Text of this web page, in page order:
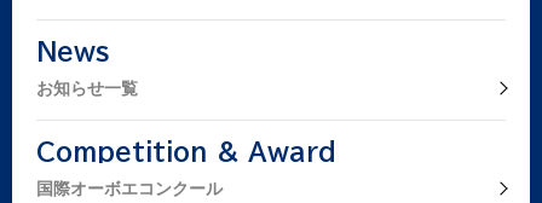
News
お知らせ一覧
Competition & Award
国際オーボエコンクール